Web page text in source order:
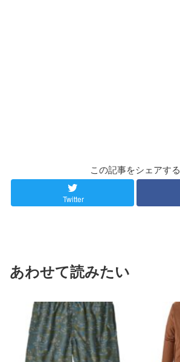
この記事をシェアする
Twitter
あわせて読みたい